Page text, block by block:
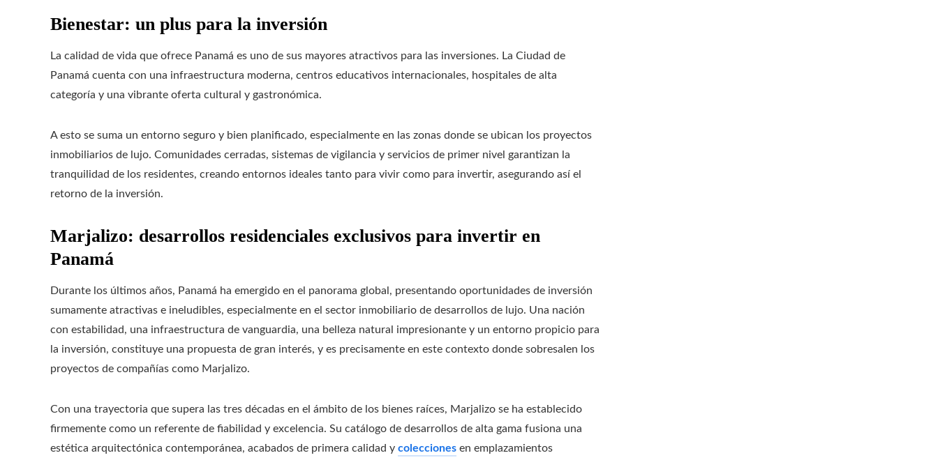
Bienestar: un plus para la inversión
La calidad de vida que ofrece Panamá es uno de sus mayores atractivos para las inversiones. La Ciudad de
Panamá cuenta con una infraestructura moderna, centros educativos internacionales, hospitales de alta
categoría y una vibrante oferta cultural y gastronómica.
A esto se suma un entorno seguro y bien planificado, especialmente en las zonas donde se ubican los proyectos
inmobiliarios de lujo. Comunidades cerradas, sistemas de vigilancia y servicios de primer nivel garantizan la
tranquilidad de los residentes, creando entornos ideales tanto para vivir como para invertir, asegurando así el
retorno de la inversión.
Marjalizo: desarrollos residenciales exclusivos para invertir en
Panamá
Durante los últimos años, Panamá ha emergido en el panorama global, presentando oportunidades de inversión
sumamente atractivas e ineludibles, especialmente en el sector inmobiliario de desarrollos de lujo. Una nación
con estabilidad, una infraestructura de vanguardia, una belleza natural impresionante y un entorno propicio para
la inversión, constituye una propuesta de gran interés, y es precisamente en este contexto donde sobresalen los
proyectos de compañías como Marjalizo.
Con una trayectoria que supera las tres décadas en el ámbito de los bienes raíces, Marjalizo se ha establecido
firmemente como un referente de fiabilidad y excelencia. Su catálogo de desarrollos de alta gama fusiona una
estética arquitectónica contemporánea, acabados de primera calidad y colecciones en emplazamientos